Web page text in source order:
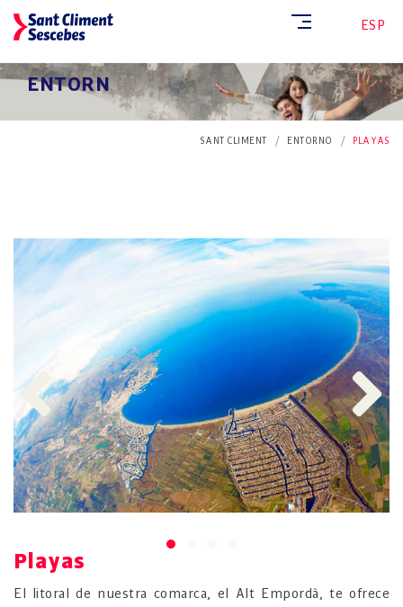
ESP
ENTORN
SANT CLIMENT ENTORNO PLAYAS
Playas
El litoral de nuestra comarca, el Alt Empordà, te ofrece